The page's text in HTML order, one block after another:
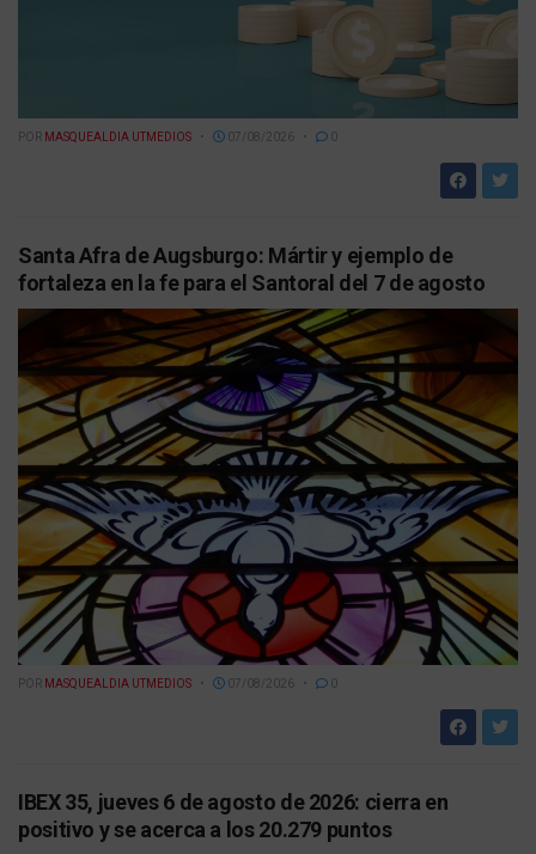
POR MASQUEALDIA UTMEDIOS 07/08/2026 0
Santa Afra de Augsburgo: Mártir y ejemplo de
fortaleza en la fe para el Santoral del 7 de agosto
POR MASQUEALDIA UTMEDIOS 07/08/2026 0
IBEX 35, jueves 6 de agosto de 2026: cierra en
positivo y se acerca a los 20.279 puntos